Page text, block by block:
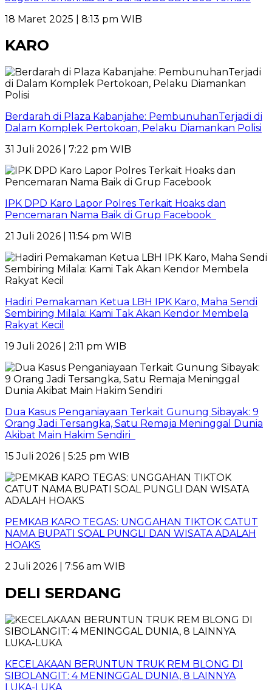
18 Maret 2025 | 8:13 pm WIB
KARO
Berdarah di Plaza Kabanjahe: PembunuhanTerjadi di
Dalam Komplek Pertokoan, Pelaku Diamankan Polisi
31 Juli 2026 | 7:22 pm WIB
IPK DPD Karo Lapor Polres Terkait Hoaks dan
Pencemaran Nama Baik di Grup Facebook
21 Juli 2026 | 11:54 pm WIB
Hadiri Pemakaman Ketua LBH IPK Karo, Maha Sendi
Sembiring Milala: Kami Tak Akan Kendor Membela
Rakyat Kecil
19 Juli 2026 | 2:11 pm WIB
Dua Kasus Penganiayaan Terkait Gunung Sibayak: 9
Orang Jadi Tersangka, Satu Remaja Meninggal Dunia
Akibat Main Hakim Sendiri
15 Juli 2026 | 5:25 pm WIB
PEMKAB KARO TEGAS: UNGGAHAN TIKTOK CATUT
NAMA BUPATI SOAL PUNGLI DAN WISATA ADALAH
HOAKS
2 Juli 2026 | 7:56 am WIB
DELI SERDANG
KECELAKAAN BERUNTUN TRUK REM BLONG DI
SIBOLANGIT: 4 MENINGGAL DUNIA, 8 LAINNYA
LUKA-LUKA